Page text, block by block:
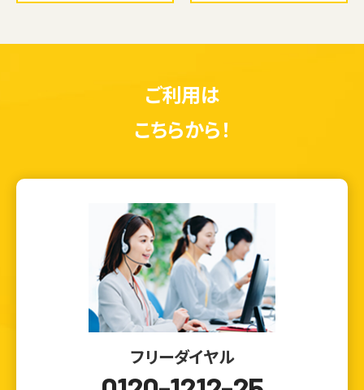
ご利用は
こちらから！
フリーダイヤル